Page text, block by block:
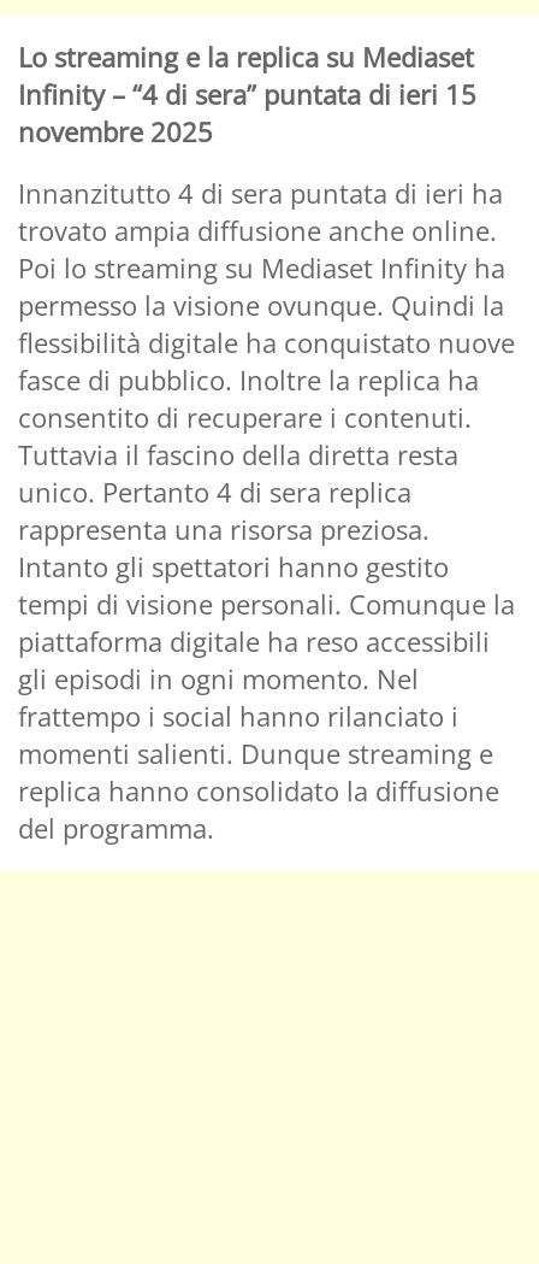
Lo streaming e la replica su Mediaset
Infinity – “4 di sera” puntata di ieri 15
novembre 2025
Innanzitutto 4 di sera puntata di ieri ha
trovato ampia diffusione anche online.
Poi lo streaming su Mediaset Infinity ha
permesso la visione ovunque. Quindi la
flessibilità digitale ha conquistato nuove
fasce di pubblico. Inoltre la replica ha
consentito di recuperare i contenuti.
Tuttavia il fascino della diretta resta
unico. Pertanto 4 di sera replica
rappresenta una risorsa preziosa.
Intanto gli spettatori hanno gestito
tempi di visione personali. Comunque la
piattaforma digitale ha reso accessibili
gli episodi in ogni momento. Nel
frattempo i social hanno rilanciato i
momenti salienti. Dunque streaming e
replica hanno consolidato la diffusione
del programma.